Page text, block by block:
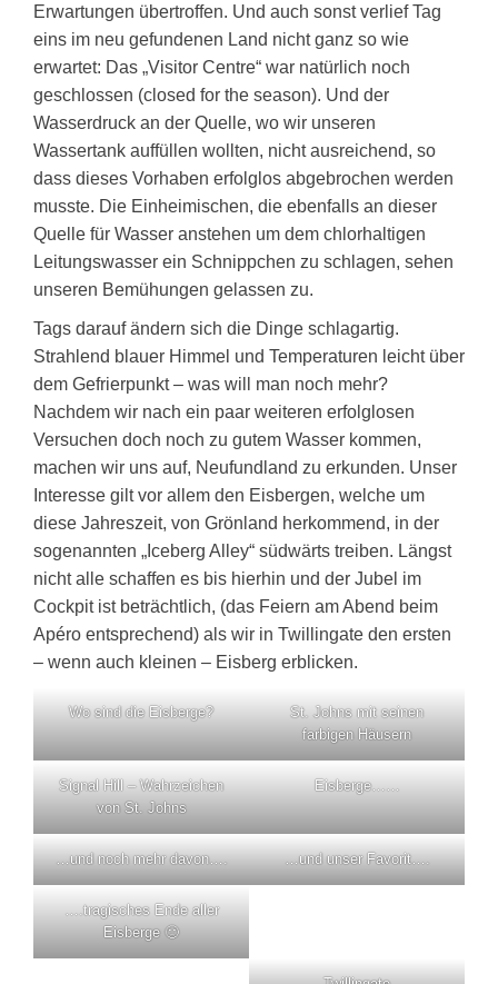
Erwartungen übertroffen. Und auch sonst verlief Tag
eins im neu gefundenen Land nicht ganz so wie
erwartet: Das „Visitor Centre“ war natürlich noch
geschlossen (closed for the season). Und der
Wasserdruck an der Quelle, wo wir unseren
Wassertank auffüllen wollten, nicht ausreichend, so
dass dieses Vorhaben erfolglos abgebrochen werden
musste. Die Einheimischen, die ebenfalls an dieser
Quelle für Wasser anstehen um dem chlorhaltigen
Leitungswasser ein Schnippchen zu schlagen, sehen
unseren Bemühungen gelassen zu.
Tags darauf ändern sich die Dinge schlagartig.
Strahlend blauer Himmel und Temperaturen leicht über
dem Gefrierpunkt – was will man noch mehr?
Nachdem wir nach ein paar weiteren erfolglosen
Versuchen doch noch zu gutem Wasser kommen,
machen wir uns auf, Neufundland zu erkunden. Unser
Interesse gilt vor allem den Eisbergen, welche um
diese Jahreszeit, von Grönland herkommend, in der
sogenannten „Iceberg Alley“ südwärts treiben. Längst
nicht alle schaffen es bis hierhin und der Jubel im
Cockpit ist beträchtlich, (das Feiern am Abend beim
Apéro entsprechend) als wir in Twillingate den ersten
– wenn auch kleinen – Eisberg erblicken.
Wo sind die Eisberge?
St. Johns mit seinen
farbigen Häusern
Signal Hill – Wahrzeichen
von St. Johns
Eisberge……
…und noch mehr davon…. …und unser Favorit….
….tragisches Ende aller
Eisberge 🙁